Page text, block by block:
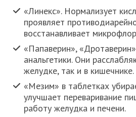
«Линекс». Нормализует
проявляет
восстанавливает
«Папаверин»,
анальгетики. Они
желудке, так и в кишечнике.
«Мезим» в таблетках
улучшает переваривание
работу желудка и печени.